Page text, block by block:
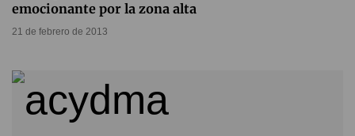
emocionante por la zona alta
21 de febrero de 2013